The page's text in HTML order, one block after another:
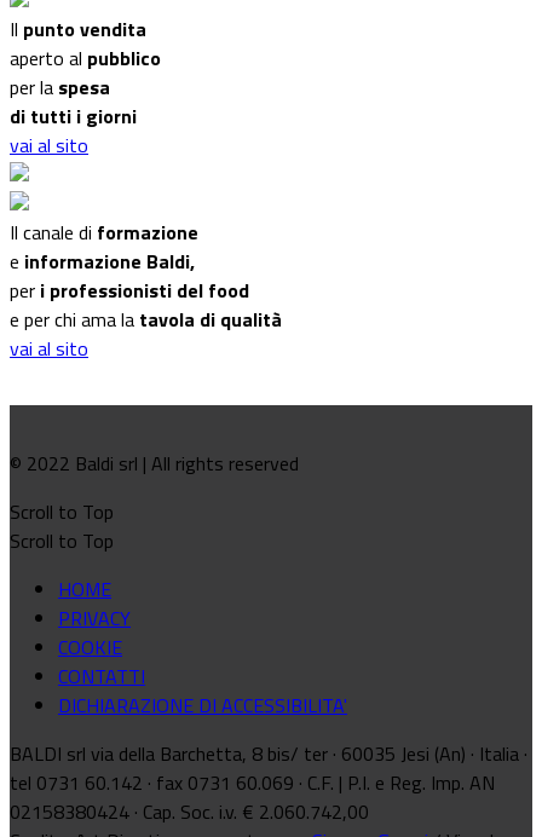
Il punto vendita
aperto al pubblico
per la spesa
di tutti i giorni
vai al sito
Il canale di formazione
e informazione Baldi,
per i professionisti del food
e per chi ama la tavola di qualità
vai al sito
© 2022 Baldi srl | All rights reserved
Scroll to Top
Scroll to Top
HOME
PRIVACY
COOKIE
CONTATTI
DICHIARAZIONE DI ACCESSIBILITA'
BALDI srl via della Barchetta, 8 bis/ ter · 60035 Jesi (An) · Italia ·
tel 0731 60.142 · fax 0731 60.069 · C.F. | P.I. e Reg. Imp. AN
02158380424 · Cap. Soc. i.v. € 2.060.742,00